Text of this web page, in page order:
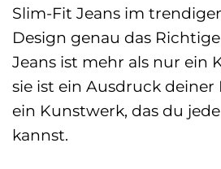
Slim-Fit Jeans im
Design genau das
Jeans ist mehr als nur ein
sie ist ein Ausdruck deiner
ein Kunstwerk, das du
kannst.